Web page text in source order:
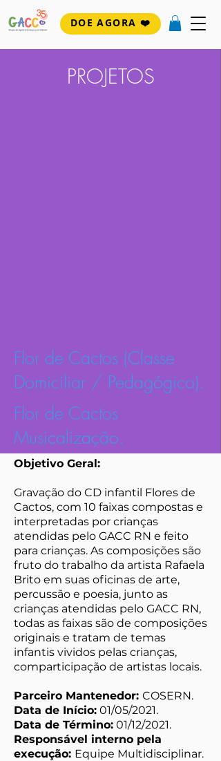
DOE AGORA ❤️
PROJETOS
Flor de Cactos (Classe
Domiciliar / Pedagógico).
Flor de Cactos
Musicalização.
Objetivo Geral:
Gravação do CD infantil Flores de
Cactos, com 10 faixas compostas e
interpretadas por crianças
atendidas pelo GACC RN e feito
para crianças. As composições são
fruto do trabalho da artista Rafaela
Brito em suas oficinas de arte,
percussão e poesia, junto as
crianças atendidas pelo GACC RN,
todas as faixas são de composições
originais e tratam de temas
infantis vividos pelas crianças,
comparticipação de artistas locais.
Parceiro Mantenedor: COSERN.
Data de Início: 01/05/2021.
Data de Término: 01/12/2021.
Responsável interno pela
execução: Equipe Multidisciplinar.